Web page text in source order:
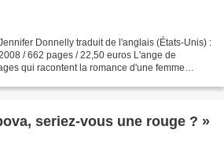
Donnelly traduit de l'anglais (États-Unis) :
/ 662 pages / 22,50 euros L'ange de
qui racontent la romance d'une femme
seriez-vous une rouge ? »